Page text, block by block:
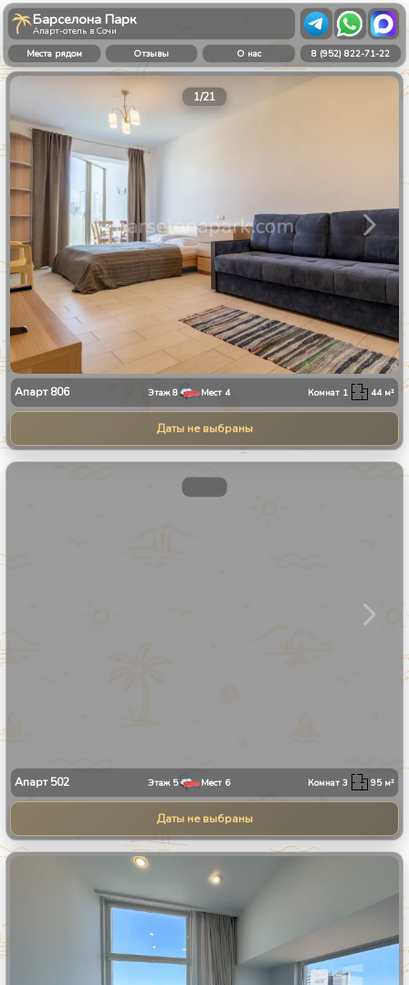
Барселона Парк
Апарт-отель в Сочи
Места рядом
Отзывы О нас 8 (952) 822-71-22
1/21
Апарт806 Этаж8 Мест 4 Комнат 1 44м²
Даты не выбраны
Апарт502 Этаж 5 Мест 6 Комнат3 95м²
Даты не выбраны
13